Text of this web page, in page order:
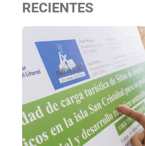
RECIENTES